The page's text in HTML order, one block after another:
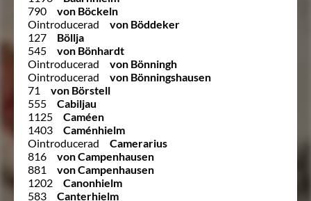
790
von Böckeln
Ointroducerad
von Böddeker
127
Böllja
545
von Bönhardt
Ointroducerad
von Bönningh
Ointroducerad
von Bönningshausen
71
von Börstell
555
Cabiljau
1125
Caméen
1403
Caménhielm
Ointroducerad
Camerarius
816
von Campenhausen
881
von Campenhausen
1202
Canonhielm
583
Canterhielm